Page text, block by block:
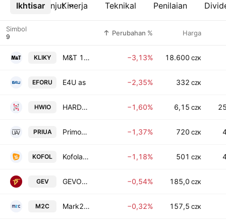
Ikhtisar Kinerja Teknikal Penilaian
Lebih lanjut
Simbol Perubahan % Harga
KLIKY M&T 1997 a.s. −3,13% 18.600 CZK
EFORU E4U as −2,35% 332 CZK
HWIO HARDWARIO A.S. −1,60% 6,15 CZK
PRIUA Primoco UAV SE −1,37% 720 CZK
KOFOL Kofola CeskoSlovensko as −1,18% 501 CZK
GEV GEVORKYAN, a.s. −0,54% 185,0 CZK
M2C Mark2 Corporation Investment SE −0,32% 157,5 CZK